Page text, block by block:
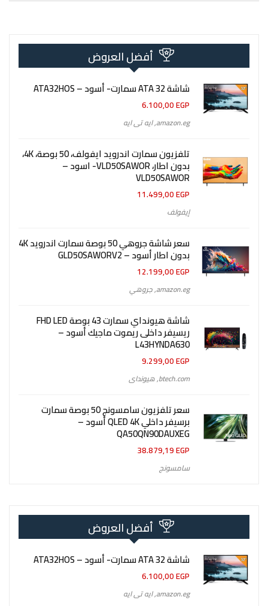
أفضل العروض
شاشة 32 ATA سمارت- أسود – ATA32HOS
6.100,00EGP
amazon.eg
,ايه تى ايه
تلفزيون سمارت اندرويد ايفولف، 50 بوصة، 4K،
بدون اطار، VLD50SAWOR- اسود –
VLD50SAWOR
11.499,00EGP
إيفولف
سعر شاشة جروهي 50 بوصة سمارت اندرويد 4K
بدون اطار أسود – GLD50SAWORV2
12.199,00EGP
amazon.eg
,جروهي
شاشة هيونداي سمارت 43 بوصة FHD LED
ريسيفر داخلى ريموت ماجيك أسود –
L43HYNDA630
9.299,00EGP
btech.com
,هيونداى
سعر تلفزيون سامسونج 50 بوصة سمارت
برسيفر داخلي QLED 4K أسود –
QA50QN90DAUXEG
38.879,19EGP
سامسونج
أفضل العروض
شاشة 32 ATA سمارت- أسود – ATA32HOS
6.100,00EGP
amazon.eg
,ايه تى ايه